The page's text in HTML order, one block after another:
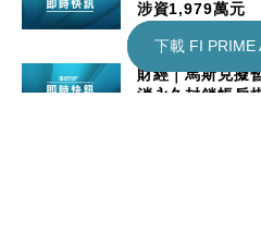
涉資1,979萬元
Oct 28, 2022
財經｜馬斯克擬
消永久封鎖帳戶
下載 FI PRIME
下載 FI PRIME
下載 FI PRIME